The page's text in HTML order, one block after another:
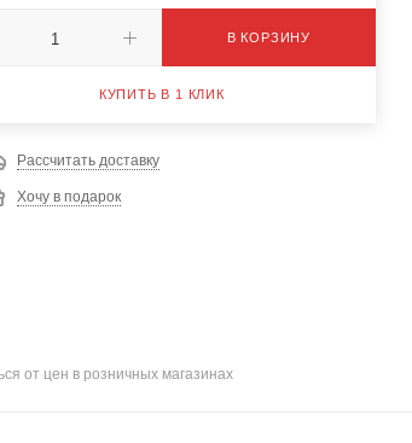
В КОРЗИНУ
КУПИТЬ В 1 КЛИК
Рассчитать доставку
Хочу в подарок
от цен в розничных магазинах